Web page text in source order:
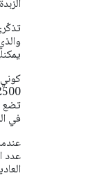
تضع
في
عدد